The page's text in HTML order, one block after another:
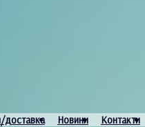
Новини Контакти